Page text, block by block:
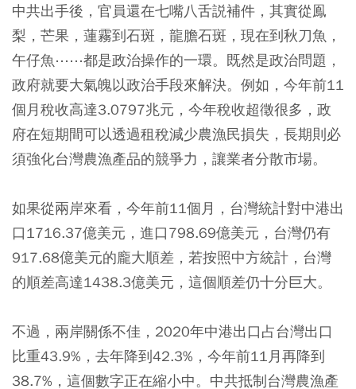
中共出手後，官員還在七嘴八舌説補件，其實從鳯
梨，芒果，蓮霧到石斑，龍膽石斑，現在到秋刀魚，
午仔魚⋯⋯都是政治操作的一環。既然是政治問題，
政府就要大氣魄以政治手段來解決。例如，今年前11
個月稅收高達3.0797兆元，今年稅收超徵很多，政
府在短期間可以透過租稅減少農漁民損失，長期則必
須強化台灣農漁產品的競爭力，讓業者分散市場。
如果從兩岸來看，今年前11個月，台灣統計對中港出
口1716.37億美元，進口798.69億美元，台灣仍有
917.68億美元的龐大順差，若按照中方統計，台灣
的順差高達1438.3億美元，這個順差仍十分巨大。
不過，兩岸關係不佳，2020年中港出口占台灣出口
比重43.9%，去年降到42.3%，今年前11月再降到
38.7%，這個數字正在縮小中。中共抵制台灣農漁產